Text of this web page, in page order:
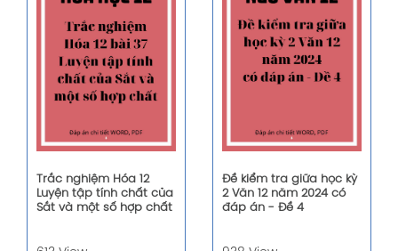
Trắc nghiệm Hóa 12
Luyện tập tính chất của
Sắt và một số hợp chất
Đề kiểm tra giữa học kỳ
2 Văn 12 năm 2024 có
đáp án - Đề 4